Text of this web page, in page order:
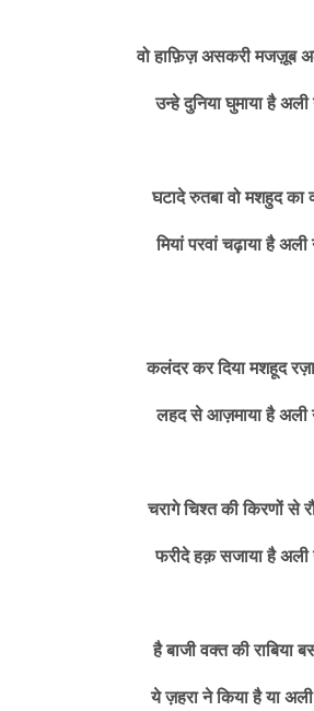
वो हाफ़िज़ असकरी मजज़ूब
उन्हे दुनिया घुमाया है
घटादे रुतबा वो मशहुद का
मियां परवां चढ़ाया है अली
कलंदर कर दिया मशहूद
लहद से आज़माया है अली
चरागे चिश्त की किरणों से
फरीदे हक़ सजाया है अली
है बाजी वक्त की राबिया
ये ज़हरा ने किया है या